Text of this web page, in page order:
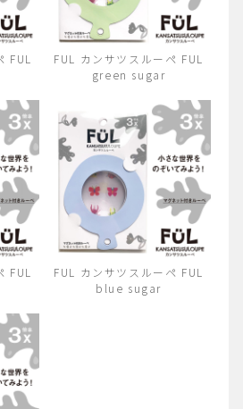
FUL
FUL カンサツスルーペ FUL
green sugar
FUL
FUL カンサツスルーペ FUL
blue sugar